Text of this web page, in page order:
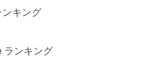
キング
ランキング